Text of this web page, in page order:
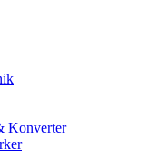
Konverter